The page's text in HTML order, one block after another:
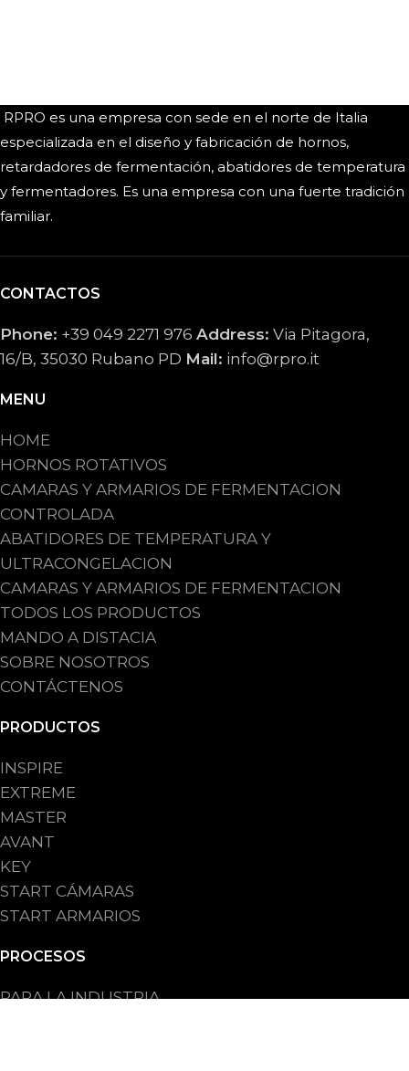
RPRO es una empresa con sede en el norte de Italia
especializada en el diseño y fabricación de hornos,
retardadores de fermentación, abatidores de temperatura
y fermentadores. Es una empresa con una fuerte tradición
familiar.
CONTACTOS
Phone: +39 049 2271 976 Address: Via Pitagora,
16/B, 35030 Rubano PD Mail: info@rpro.it
MENU
HOME
HORNOS ROTATIVOS
CAMARAS Y ARMARIOS DE FERMENTACION
CONTROLADA
ABATIDORES DE TEMPERATURA Y
ULTRACONGELACION
CAMARAS Y ARMARIOS DE FERMENTACION
TODOS LOS PRODUCTOS
MANDO A DISTACIA
SOBRE NOSOTROS
CONTÁCTENOS
PRODUCTOS
INSPIRE
EXTREME
MASTER
AVANT
KEY
START CÁMARAS
START ARMARIOS
PROCESOS
PARA LA INDUSTRIA